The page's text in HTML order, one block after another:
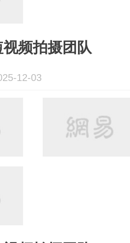
频拍摄团队
12-03